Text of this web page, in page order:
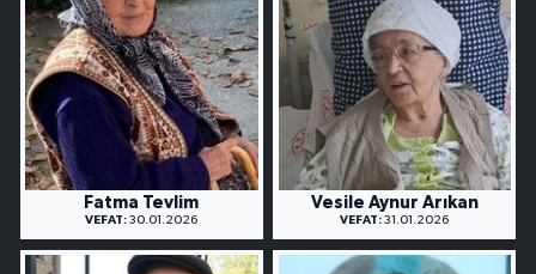
Fatma Tevlim
VEFAT: 30.01.2026
Vesile Aynur Arıkan
VEFAT: 31.01.2026